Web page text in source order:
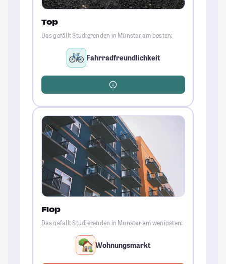
Top
Das gefällt Studierenden in Münster am besten:
Fahrradfreundlichkeit
Flop
Das gefällt Studierenden in Münster am wenigsten:
Wohnungsmarkt